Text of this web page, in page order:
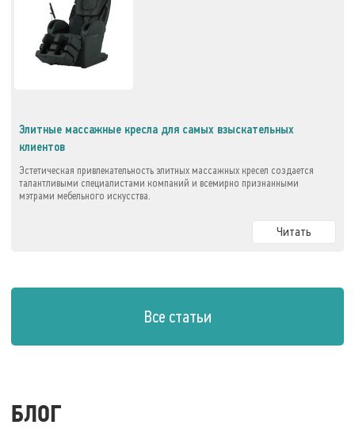
Элитные массажные кресла для самых взыскательных
клиентов
Эстетическая привлекательность элитных массажных кресел создается
талантливыми специалистами компаний и всемирно признанными
мэтрами мебельного искусства.
Читать
Все статьи
БЛОГ